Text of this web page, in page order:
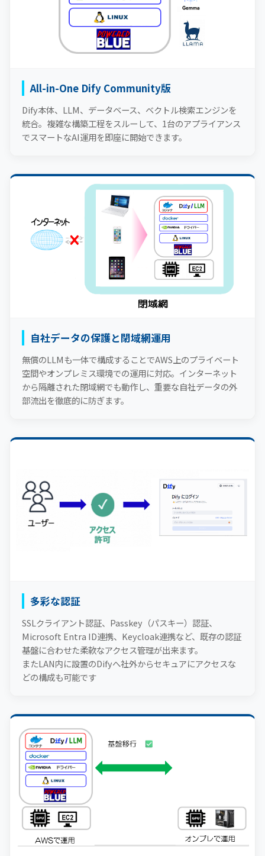
All-in-One Dify Community版
Dify本体、LLM、データベース、ベクトル検索エンジンを
統合。複雑な構築工程をスルーして、1台のアプライアンス
でスマートなAI運用を即座に開始できます。
自社データの保護と閉域網運用
無償のLLMも一体で構成することでAWS上のプライベート
空間やオンプレミス環境での運用に対応。インターネット
から隔離された閉域網でも動作し、重要な自社データの外
部流出を徹底的に防ぎます。
多彩な認証
SSLクライアント認証、Passkey（パスキー）認証、
Microsoft Entra ID連携、Keycloak連携など、既存の認証
基盤に合わせた柔軟なアクセス管理が出来ます。
またLAN内に設置のDifyへ社外からセキュアにアクセスな
どの構成も可能です